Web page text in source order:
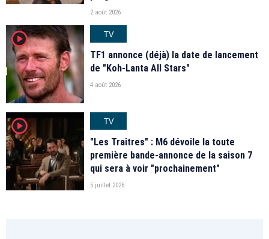
2 août 2026
player2
TV
TF1 annonce (déjà) la date de lancement
de "Koh-Lanta All Stars"
4 août 2026
player2
TV
"Les Traîtres" : M6 dévoile la toute
première bande-annonce de la saison 7
qui sera à voir "prochainement"
5 juillet 2026